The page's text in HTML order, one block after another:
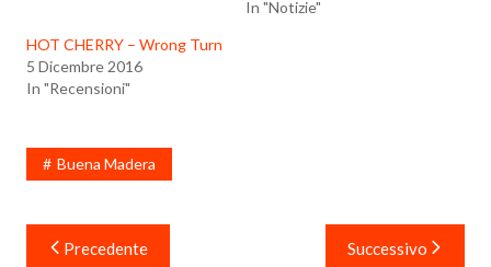
In "Notizie"
HOT CHERRY – Wrong Turn
5 Dicembre 2016
In "Recensioni"
Buena Madera
Navigazione
Precedente Successivo